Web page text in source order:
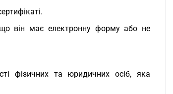
він має електронну форму або не
фізичних та юридичних осіб, яка